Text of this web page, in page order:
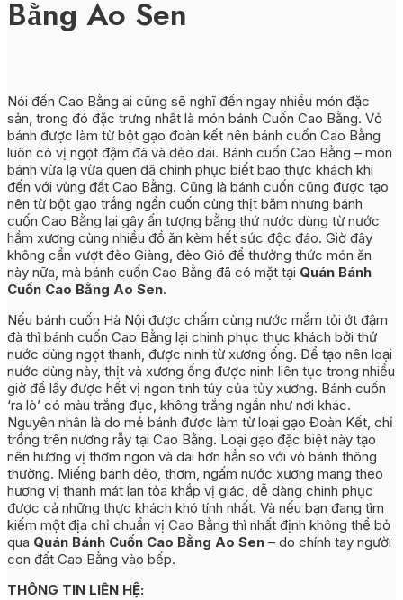
Bằng Ao Sen
Nói đến Cao Bằng ai cũng sẽ nghĩ đến ngay nhiều món đặc
sản, trong đó đặc trưng nhất là món bánh Cuốn Cao Bằng. Vỏ
bánh được làm từ bột gạo đoàn kết nên bánh cuốn Cao Bằng
luôn có vị ngọt đậm đà và dẻo dai. Bánh cuốn Cao Bằng – món
bánh vừa lạ vừa quen đã chinh phục biết bao thực khách khi
đến với vùng đất Cao Bằng. Cũng là bánh cuốn cũng được tạo
nên từ bột gạo trắng ngần cuốn cùng thịt băm nhưng bánh
cuốn Cao Bằng lại gây ấn tượng bằng thứ nước dùng từ nước
hầm xương cùng nhiều đồ ăn kèm hết sức độc đáo. Giờ đây
không cần vượt đèo Giàng, đèo Gió để thưởng thức món ăn
này nữa, mà bánh cuốn Cao Bằng đã có mặt tại Quán Bánh
Cuốn Cao Bằng Ao Sen.
Nếu bánh cuốn Hà Nội được chấm cùng nước mắm tỏi ớt đậm
đà thì bánh cuốn Cao Bằng lại chinh phục thực khách bởi thứ
nước dùng ngọt thanh, được ninh từ xương ống. Để tạo nên loại
nước dùng này, thịt và xương ống được ninh liên tục trong nhiều
giờ để lấy được hết vị ngon tinh túy của tủy xương. Bánh cuốn
‘ra lò’ có màu trắng đục, không trắng ngần như nơi khác.
Nguyên nhân là do mẻ bánh được làm từ loại gạo Đoàn Kết, chỉ
trồng trên nương rẫy tại Cao Bằng. Loại gạo đặc biệt này tạo
nên hương vị thơm ngon và dai hơn hẳn so với vỏ bánh thông
thường. Miếng bánh dẻo, thơm, ngấm nước xương mang theo
hương vị thanh mát lan tỏa khắp vị giác, dễ dàng chinh phục
được cả những thực khách khó tính nhất. Và nếu bạn đang tìm
kiếm một địa chỉ chuẩn vị Cao Bằng thì nhất định không thể bỏ
qua Quán Bánh Cuốn Cao Bằng Ao Sen – do chính tay người
con đất Cao Bằng vào bếp.
THÔNG TIN LIÊN HỆ: